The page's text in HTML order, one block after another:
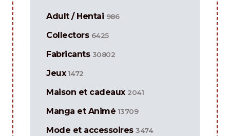
Adult / Hentai 986
Collectors 6425
Fabricants 30802
Jeux 1472
Maison et cadeaux 2041
Manga et Animé 13709
Mode et accessoires 3474